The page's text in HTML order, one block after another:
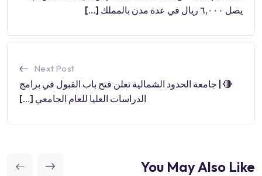
يصل ٦,٠٠٠ ريال في عدة مدن بالمملك […]
Next Post
🔴 | جامعة الحدود الشمالية تعلن فتح باب القبول في برامج
الدراسات العليا للعام الجامعي […]
You May Also Like